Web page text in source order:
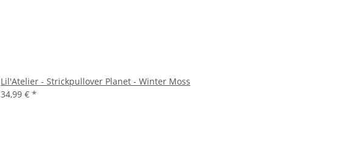
Lil'Atelier - Strickpullover Planet - Winter Moss
34,99 € *